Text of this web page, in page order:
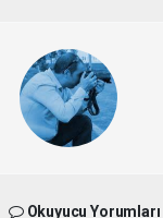
Okuyucu Yorumları